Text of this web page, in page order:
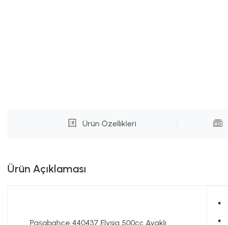
Ürün Özellikleri
Ürün Açıklaması
Paşabahçe 440437 Elysia 500cc Ayaklı